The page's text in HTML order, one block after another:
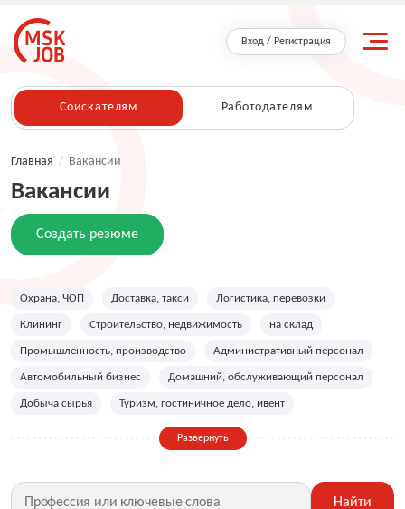
Вход / Регистрация
Соискателям Работодателям
Главная / Вакансии
Вакансии
Создать резюме
Охрана, ЧОП Доставка, такси Логистика, перевозки
Клининг Строительство, недвижимость на склад
Промышленность, производство Административный персонал
Автомобильный бизнес Домашний, обслуживающий персонал
Добыча сырья Туризм, гостиничное дело, ивент
Дизайн, искусство, ивент
Фитнес, красота, спорт Страхование
Развернуть
Найти